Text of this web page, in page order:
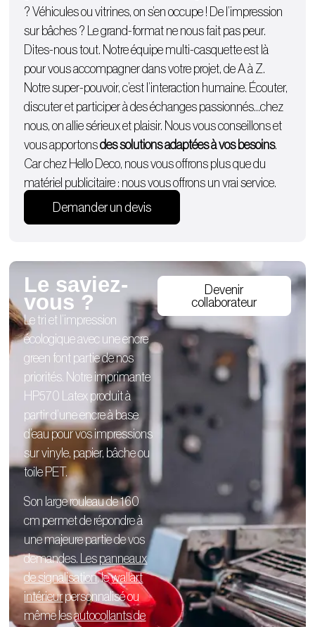
?Véhiculesouvitrines, on s’en occupe ! De l’impression
sur bâches ? Le grand-format ne nous fait pas peur.
Dites-nous tout. Notre équipe multi-casquette est là
pour vous accompagner dans votre projet, de A à Z.
Notre super-pouvoir, c’est l’interaction humaine. Écouter,
discuter et participer à des échanges passionnés…chez
nous, on allie sérieux et plaisir. Nous vous conseillons et
vous apportonsdes solutions adaptées à vos besoins.
Car chez Hello Deco, nous vous offrons plus que du
matériel publicitaire : nous vous offrons un vrai service.
Demander un devis
Le saviez-
vous ?
Le tri et l’impression
écologique avec une encre
green font partie de nos
priorités. Notre imprimante
HP570 Latex produit à
partir d’une encre à base
d’eau pour vos impressions
sur vinyle, papier, bâche ou
toile PET.
Son large rouleau de 160
cm permet de répondre à
une majeure partie de vos
demandes. Les panneaux
de signalisation, lewallart
intérieurpersonnaliséou
même lesautocollants de
Devenir
collaborateur